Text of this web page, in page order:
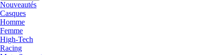
Nouveautés
Casques
Homme
Femme
High-Tech
Racing